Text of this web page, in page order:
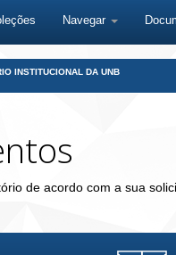
Navegar
INSTITUCIONAL DA UNB
de acordo com a sua